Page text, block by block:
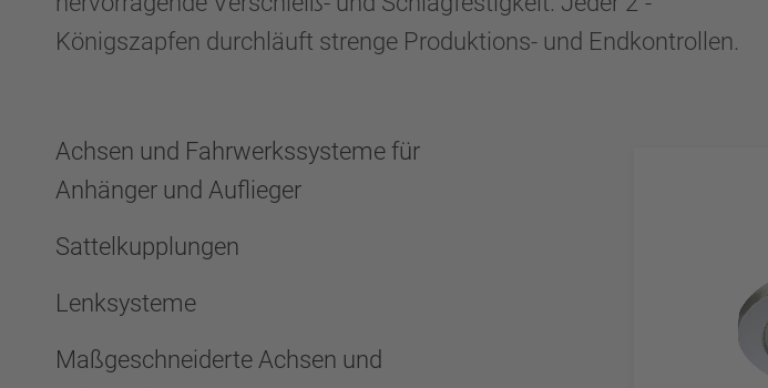
Königszapfen durchläuft strenge Produktions- und Endkontrollen.
Achsen und Fahrwerkssysteme für
Anhänger und Auflieger
Sattelkupplungen
Lenksysteme
Maßgeschneiderte Achsen und